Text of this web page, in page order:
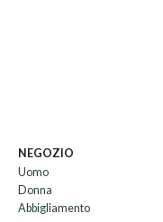
NEGOZIO
Uomo
Donna
Abbigliamento